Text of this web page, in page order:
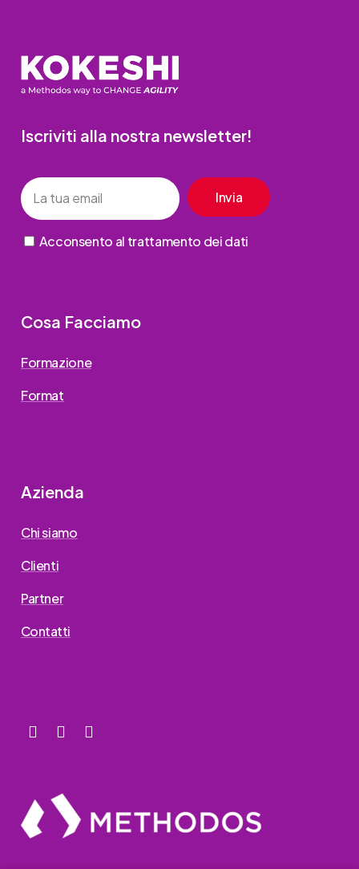
Iscriviti alla nostra newsletter!
Acconsento al trattamento dei dati
Cosa Facciamo
Formazione
Format
Azienda
Chi siamo
Clienti
Partner
Contatti